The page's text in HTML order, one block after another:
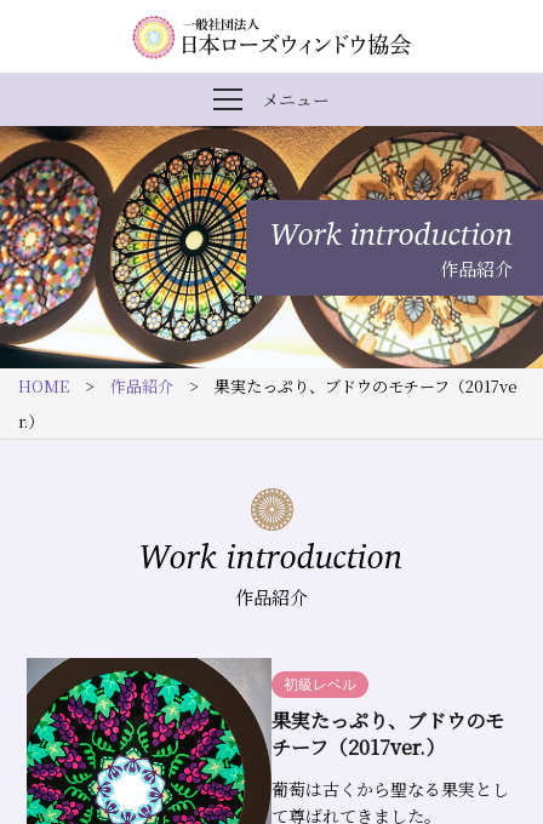
一
社
団
法
人
日
本
ロ
ー
ィ
ウ
協
会
内
ま
で
ス
キ
ッ
プ
す
る
メ
ン
ナ
ビ
ゲ
ー
シ
ョ
ン
メニュー
メ
ニ
ュ
ー
開
Work introduction
作品紹介
HOME > 作品紹介 > 果実たっぷり、ブドウのモチーフ（2017ve
r.）
Work introduction
作品紹介
初級レベル
果実たっぷり、ブドウのモ
チーフ（2017ver.）
葡萄は古くから聖なる果実とし
て尊ばれてきました。